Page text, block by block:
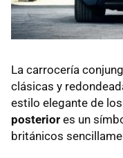
La carrocería
clásicas y
estilo elegante de
posterior es un
británicos